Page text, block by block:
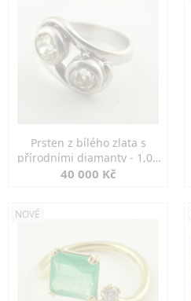
Prsten z bílého zlata s
přírodními diamanty - 1,00
ct
40 000 Kč
NOVÉ